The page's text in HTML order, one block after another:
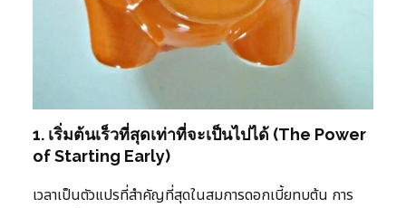
1. เริ่มต้นเร็วที่สุดเท่าที่จะเป็นไปได้ (The Power
of Starting Early)
เวลาเป็นตัวแปรที่สำคัญที่สุดในสมการดอกเบี้ยทบต้น การ